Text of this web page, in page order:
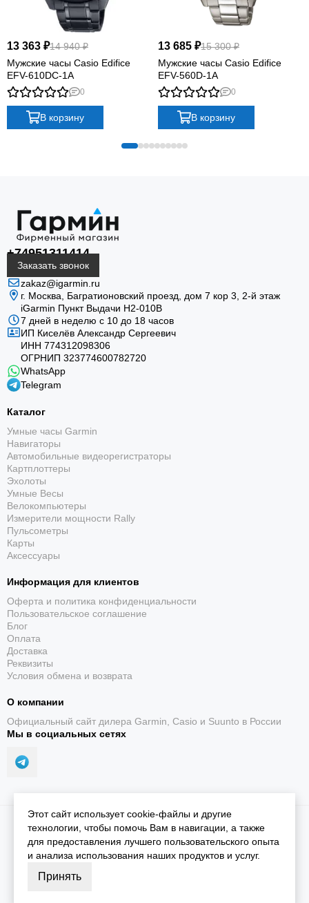
13 363 ₽14 940 ₽
Мужские часы Casio Edifice
EFV-610DC-1A
0
В корзину
13 685 ₽15 300 ₽
Мужские часы Casio Edifice
EFV-560D-1A
0
В корзину
+74951311414
Заказать звонок
zakaz@igarmin.ru
г. Москва, Багратионовский проезд, дом 7 кор 3, 2-й этаж
iGarmin Пункт Выдачи Н2-010В
7 дней в неделю с 10 до 18 часов
ИП Киселёв Александр Сергеевич
ИНН 774312098306
ОГРНИП 323774600782720
WhatsApp
Telegram
Каталог
Умные часы Garmin
Навигаторы
Автомобильные видеорегистраторы
Картплоттеры
Эхолоты
Умные Весы
Велокомпьютеры
Измерители мощности Rally
Пульсометры
Карты
Аксессуары
Информация для клиентов
Оферта и политика конфиденциальности
Пользовательское соглашение
Блог
Оплата
Доставка
Реквизиты
Условия обмена и возврата
О компании
Официальный сайт дилера Garmin, Casio и Suunto в России
Мы в социальных сетях
2026 © iGarmin.Карта сайта
Этот сайт использует cookie-файлы и другие
технологии, чтобы помочь Вам в навигации, а также
для предоставления лучшего пользовательского опыта
и анализа использования наших продуктов и услуг.
Принять